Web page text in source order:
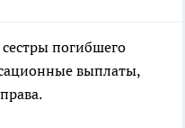
погибшего
выплаты,